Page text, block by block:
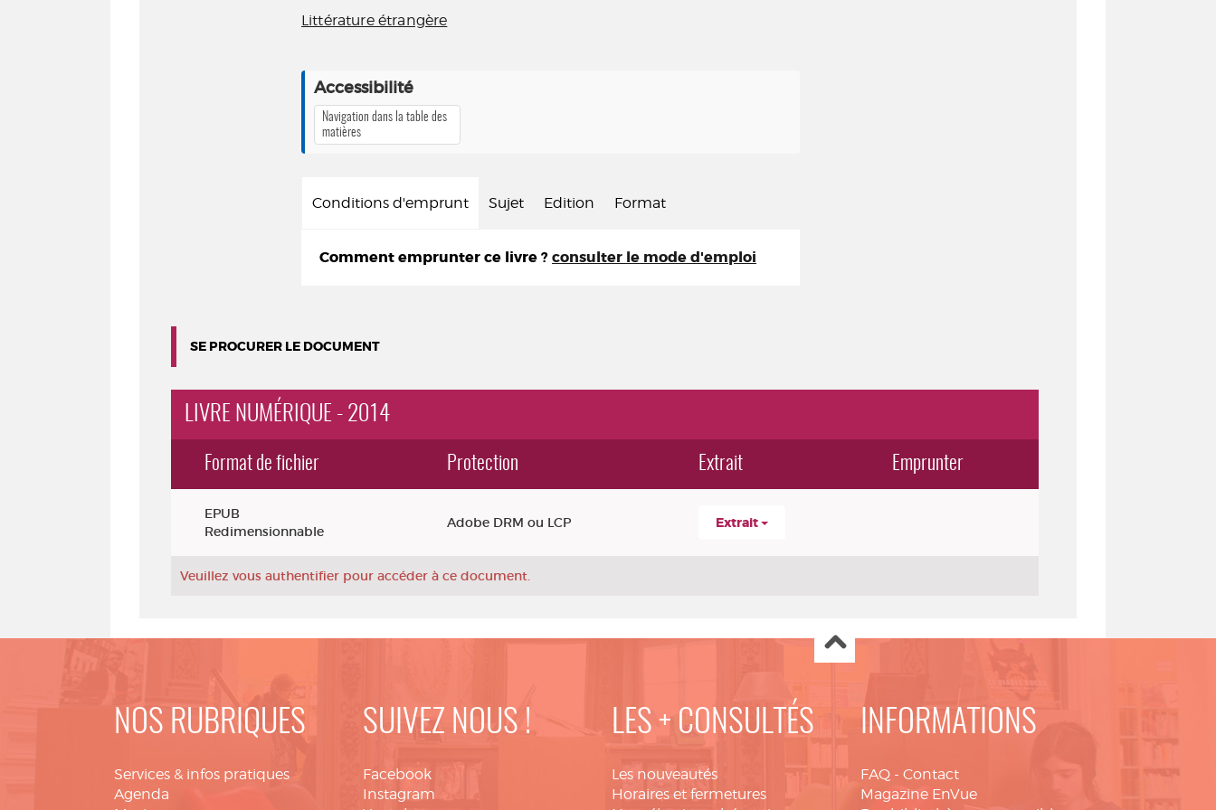
Littérature étrangère
Accessibilité
Navigation dans la table des
matières
Conditions d'emprunt Sujet Edition Format
Comment emprunter ce livre ? consulter le mode d'emploi
SE PROCURER LE DOCUMENT
LIVRE NUMÉRIQUE - 2014
Format de fichier Protection Extrait Emprunter
EPUB
Redimensionnable
Adobe DRM ou LCP Extrait
Veuillez vous authentifier pour accéder à ce document.
NOS RUBRIQUES
Services & infos pratiques
Agenda
SUIVEZ NOUS !
Facebook
Instagram
LES + CONSULTÉS
Les nouveautés
Horaires et fermetures
INFORMATIONS
FAQ - Contact
Magazine EnVue